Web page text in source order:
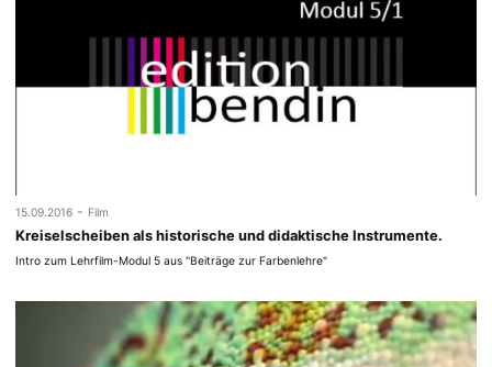
15.09.2016 - Film
Kreiselscheiben als historische und didaktische Instrumente.
Intro zum Lehrfilm-Modul 5 aus "Beiträge zur Farbenlehre"